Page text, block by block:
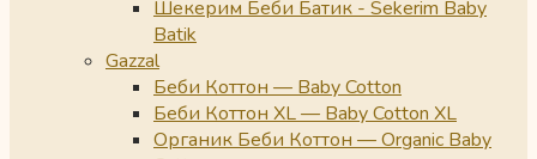
Шекерим Беби Батик - Sekerim Baby
Batik
Gazzal
Беби Коттон — Baby Cotton
Беби Коттон XL — Baby Cotton XL
Органик Беби Коттон — Organic Baby